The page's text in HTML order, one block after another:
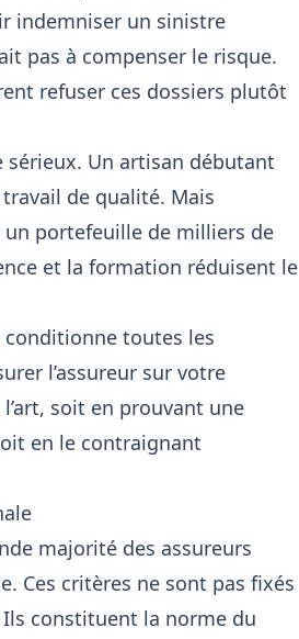
indemniser un sinistre
pas à compenser le risque.
refuser ces dossiers plutôt
Un artisan débutant
de qualité. Mais
un portefeuille de milliers de
et la formation réduisent le
toutes les
l’assureur sur votre
soit en prouvant une
en le contraignant
majorité des assureurs
Ces critères ne sont pas fixés
constituent la norme du